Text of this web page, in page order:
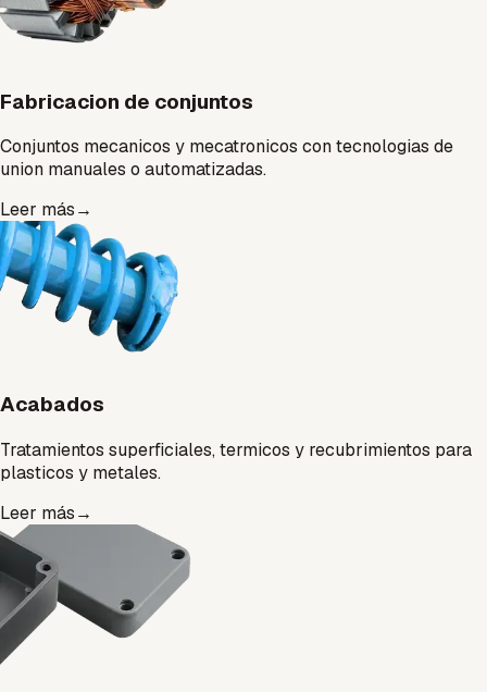
Fabricacion de conjuntos
Conjuntos mecanicos y mecatronicos con tecnologias de
union manuales o automatizadas.
Leer más→
Acabados
Tratamientos superficiales, termicos y recubrimientos para
plasticos y metales.
Leer más→